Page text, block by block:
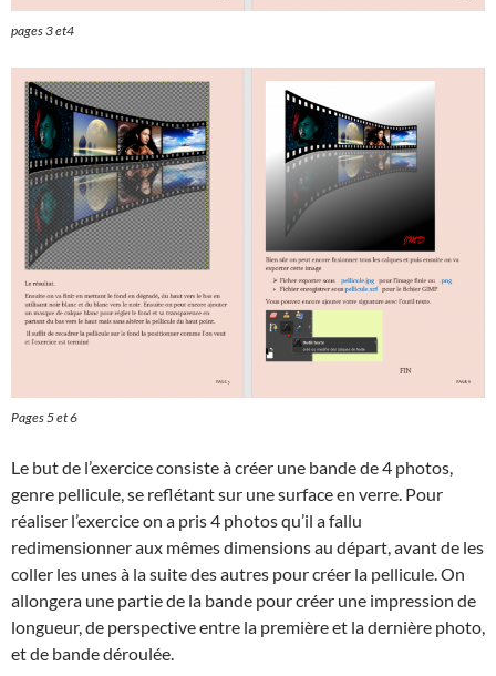
pages 3 et4
Pages 5 et 6
Le but de l’exercice consiste à créer une bande de 4 photos,
genre pellicule, se reflétant sur une surface en verre. Pour
réaliser l’exercice on a pris 4 photos qu’il a fallu
redimensionner aux mêmes dimensions au départ, avant de les
coller les unes à la suite des autres pour créer la pellicule. On
allongera une partie de la bande pour créer une impression de
longueur, de perspective entre la première et la dernière photo,
et de bande déroulée.